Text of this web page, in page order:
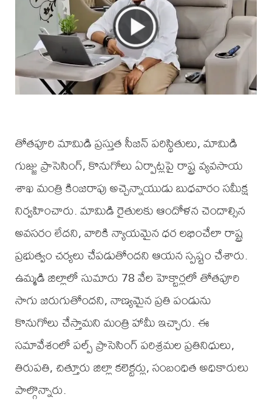
తోత‌పూరి మామిడి ప్రస్తుత సీజన్ పరిస్థితులు, మామిడి
గుజ్జు ప్రాసెసింగ్, కొనుగోలు ఏర్పాట్లపై రాష్ట్ర వ్యవసాయ
శాఖ మంత్రి కింజరాపు అచ్చెన్నాయుడు బుధవారం సమీక్ష
నిర్వహించారు. మామిడి రైతులకు ఆందోళన చెందాల్సిన
అవసరం లేదని, వారికి న్యాయమైన ధర లభించేలా రాష్ట్ర
ప్రభుత్వం చర్యలు చేపడుతోందని ఆయన స్పష్టం చేశారు.
ఉమ్మడి జిల్లాలో సుమారు 78 వేల హెక్టార్లలో తోత‌పూరి
సాగు జరుగుతోందని, నాణ్యమైన ప్రతి పండును
కొనుగోలు చేస్తామని మంత్రి హామీ ఇచ్చారు. ఈ
సమావేశంలో పల్ప్ ప్రాసెసింగ్ పరిశ్రమల ప్రతినిధులు,
తిరుపతి, చిత్తూరు జిల్లా కలెక్టర్లు, సంబంధిత అధికారులు
పాల్గొన్నారు.